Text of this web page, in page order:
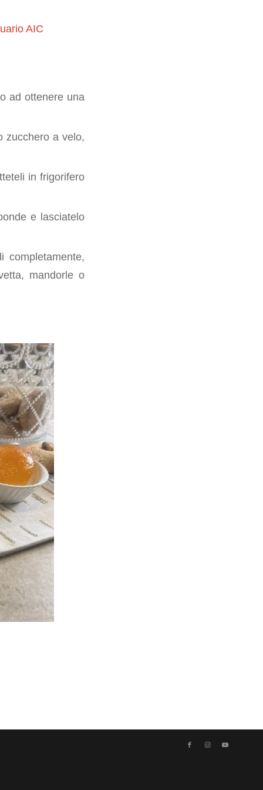
AIC
ad ottenere una
zucchero a velo,
in frigorifero
e lasciatelo
completamente,
mandorle o